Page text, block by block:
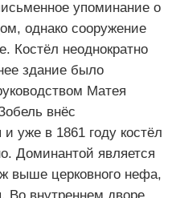
упоминание о
однако сооружение
Костёл неоднократно
здание было
Матея
внёс
уже в 1861 году костёл
Доминантой является
выше церковного нефа,